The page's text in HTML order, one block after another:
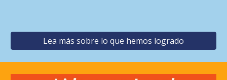
Lea más sobre lo que hemos logrado